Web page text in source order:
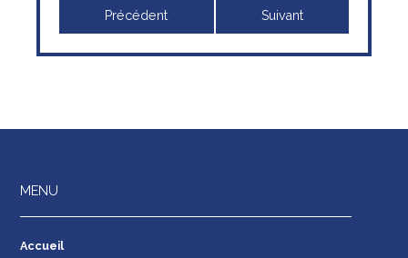
Précédent Suivant
MENU
Accueil